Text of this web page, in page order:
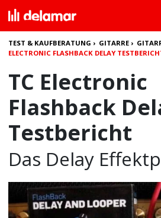
TEST & KAUFBERATUNG › GITARRE ›
ELECTRONIC FLASHBACK DELAY
TC Electronic
Flashback
Testbericht
Das Delay